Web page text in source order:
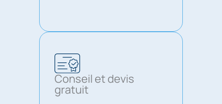
Conseil et devis
gratuit